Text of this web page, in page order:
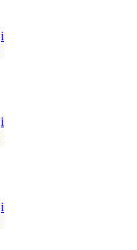
i
i
i